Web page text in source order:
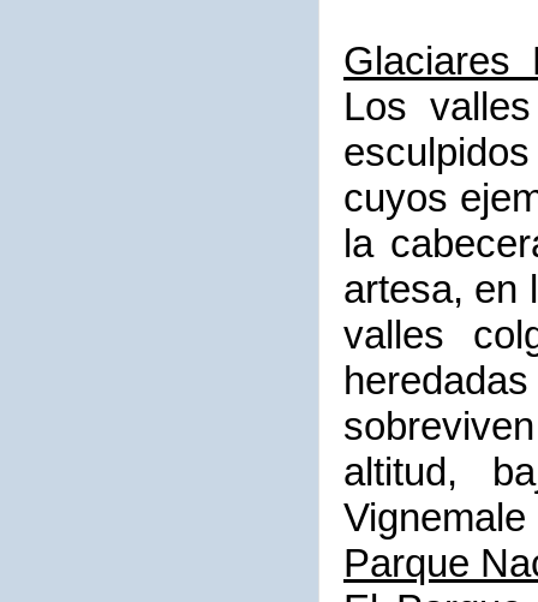
Glaciares
Los
cuyos
la
artesa, en
valles
altitud,
Vignemale
Parque